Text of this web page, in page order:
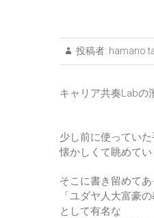
投稿者:
キャリア共奏Labの
少し前に使っていた
懐かしくて眺めてい
そこに書き留めてあ
「ユダヤ人大富豪
として有名な